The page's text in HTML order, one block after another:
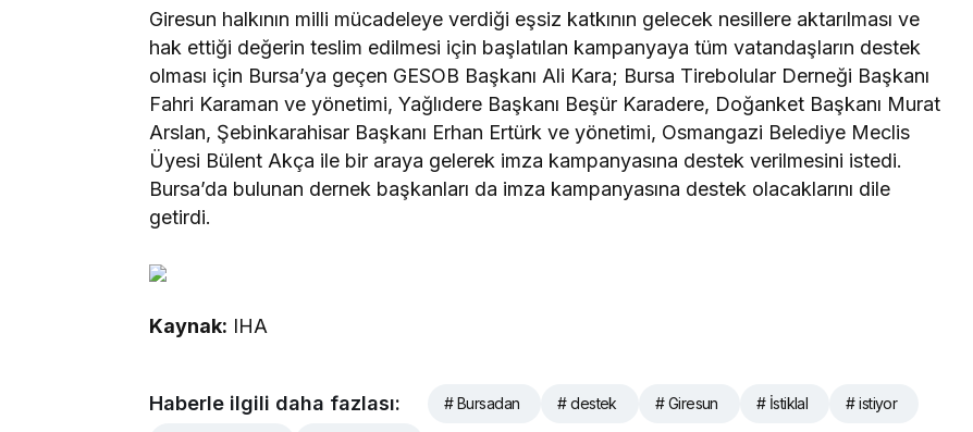
Giresun halkının milli mücadeleye verdiği eşsiz katkının gelecek nesillere aktarılması ve
hak ettiği değerin teslim edilmesi için başlatılan kampanyaya tüm vatandaşların destek
olması için Bursa’ya geçen GESOB Başkanı Ali Kara; Bursa Tirebolular Derneği Başkanı
Fahri Karaman ve yönetimi, Yağlıdere Başkanı Beşür Karadere, Doğanket Başkanı Murat
Arslan, Şebinkarahisar Başkanı Erhan Ertürk ve yönetimi, Osmangazi Belediye Meclis
Üyesi Bülent Akça ile bir araya gelerek imza kampanyasına destek verilmesini istedi.
Bursa’da bulunan dernek başkanları da imza kampanyasına destek olacaklarını dile
getirdi.
Kaynak: IHA
Haberle ilgili daha fazlası: # Bursadan # destek # Giresun # İstiklal # istiyor